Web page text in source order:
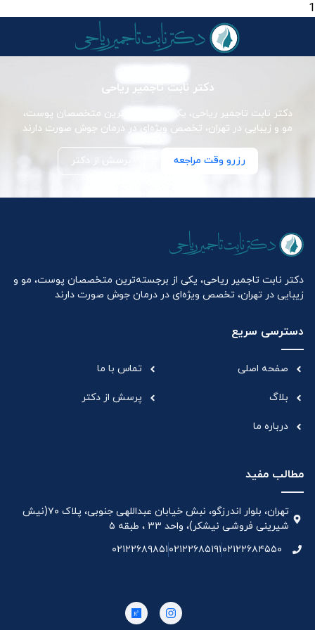
1
دکتر نابت تاجمیر ریاحی
دکتر نابت تاجمیر ریاحی، یکی از برجسته‌ترین متخصصان پوست،
مو و زیبایی در تهران، تخصص ویژه‌ای در درمان جوش صورت دارند
رزرو وقت مراجعه پرسش از دکتر
دکتر نابت تاجمیر ریاحی، یکی از برجسته‌ترین متخصصان پوست، مو و
زیبایی در تهران، تخصص ویژه‌ای در درمان جوش صورت دارند
دسترسی سریع
صفحه اصلی
بلاگ
درباره ما
تماس با ما
پرسش از دکتر
مطالب مفید
تهران، بلوار اندرزگو، نبش خیابان عبداللهی جنوبی، پلاک ۷۰(نیش
شیرینی فروشی نیشکر)، واحد ۳۳ ، طبقه ۵
۰۲۱۲۲۶۸۴۵۵۰۰۲۱۲۲۶۸۵۱۹۱۰۲۱۲۲۶۸۹۸۵۱